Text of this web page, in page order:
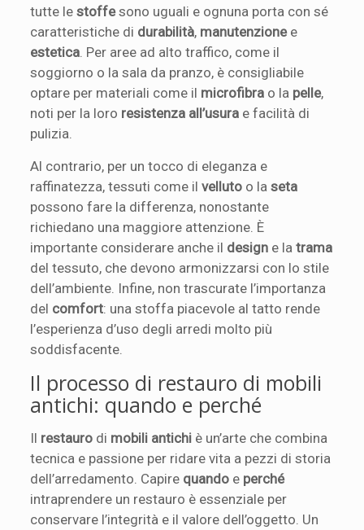
tutte lestoffesono uguali e ognuna porta con sé
caratteristiche di durabilità, manutenzionee
estetica . Per aree ad alto traffico, come il
soggiorno o la sala da pranzo, è consigliabile
optare per materiali come il microfibra o la pelle,
noti per la loro resistenza all’usura e facilità di
pulizia.
Al contrario, per un tocco di eleganza e
raffinatezza, tessuti come ilvelluto o laseta
possono fare la differenza, nonostante
richiedano una maggiore attenzione. È
importante considerare anche il design e latrama
del tessuto, che devono armonizzarsi con lo stile
dell’ambiente. Infine, non trascurate l’importanza
del comfort: una stoffa piacevole al tatto rende
l’esperienza d’uso degli arredi molto più
soddisfacente.
Il processo di restauro di mobili
antichi: quando e perché
Il restauro di mobili antichi è un’arte che combina
tecnica e passione per ridare vita a pezzi di storia
dell’arredamento. Capire quando e perché
intraprendere un restauro è essenziale per
conservare l’integrità e il valore dell’oggetto. Un